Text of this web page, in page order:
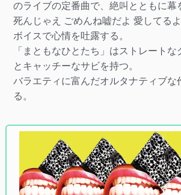
のライブの定番曲で、絶叫とともに幕
死んじゃえ ごめんね嘘だよ 愛してる
ボイスで心情を吐露する。
「まともなひとたち」はストレートな
とキャッチーなサビを持つ。
バラエティに富んだオルタナティブな
る。